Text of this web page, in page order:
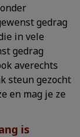
gedrag
in vele
gedrag
averechts
steun gezocht
en mag je ze
is